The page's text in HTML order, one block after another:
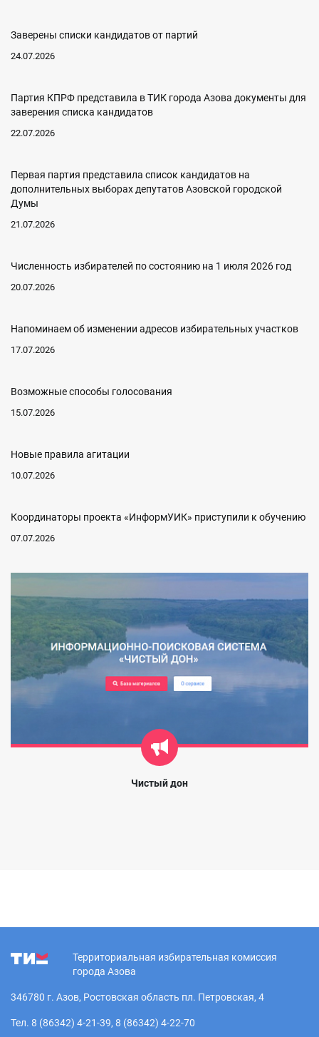
Заверены списки кандидатов от партий
24.07.2026
Партия КПРФ представила в ТИК города Азова документы для
заверения списка кандидатов
22.07.2026
Первая партия представила список кандидатов на
дополнительных выборах депутатов Азовской городской
Думы
21.07.2026
Численность избирателей по состоянию на 1 июля 2026 год
20.07.2026
Напоминаем об изменении адресов избирательных участков
17.07.2026
Возможные способы голосования
15.07.2026
Новые правила агитации
10.07.2026
Координаторы проекта «ИнформУИК» приступили к обучению
07.07.2026
Чистый дон
Территориальная избирательная комиссия
города Азова
346780 г. Азов, Ростовская область пл. Петровская, 4
Тел. 8 (86342) 4-21-39, 8 (86342) 4-22-70